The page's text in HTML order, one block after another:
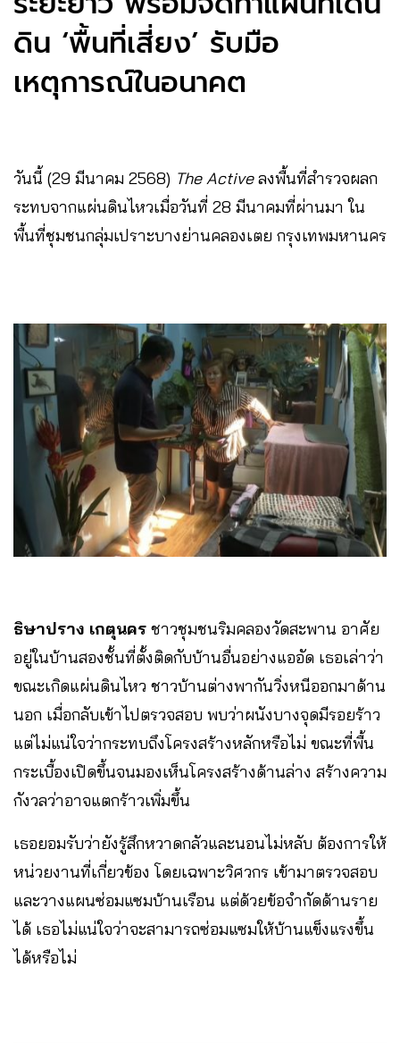
ดิน ‘พื้นที่เสี่ยง’ รับมือ
เหตุการณ์ในอนาคต​​​​​​​​​​​​​​​​
วันนี้ (29 มีนาคม 2568) The Activeลงพื้นที่สำรวจผลก
ระทบจากแผ่นดินไหวเมื่อวันที่ 28 มีนาคมที่ผ่านมา ใน
พื้นที่ชุมชนกลุ่มเปราะบางย่านคลองเตย กรุงเทพมหานคร
ธิษาปราง เกตุนคร ชาวชุมชนริมคลองวัดสะพาน อาศัย
อยู่ในบ้านสองชั้นที่ตั้งติดกับบ้านอื่นอย่างแออัด เธอเล่าว่า
ขณะเกิดแผ่นดินไหว ชาวบ้านต่างพากันวิ่งหนีออกมาด้าน
นอก เมื่อกลับเข้าไปตรวจสอบ พบว่าผนังบางจุดมีรอยร้าว
แต่ไม่แน่ใจว่ากระทบถึงโครงสร้างหลักหรือไม่ ขณะที่พื้น
กระเบื้องเปิดขึ้นจนมองเห็นโครงสร้างด้านล่าง สร้างความ
กังวลว่าอาจแตกร้าวเพิ่มขึ้น
เธอยอมรับว่ายังรู้สึกหวาดกลัวและนอนไม่หลับ ต้องการให้
หน่วยงานที่เกี่ยวข้อง โดยเฉพาะวิศวกร เข้ามาตรวจสอบ
และวางแผนซ่อมแซมบ้านเรือน แต่ด้วยข้อจำกัดด้านราย
ได้ เธอไม่แน่ใจว่าจะสามารถซ่อมแซมให้บ้านแข็งแรงขึ้น
ได้หรือไม่